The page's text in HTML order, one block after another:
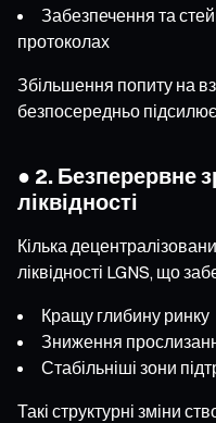
Забезпечення та
протоколах
Збільшення попиту на
безпосередньо
● 2. Безперервне
ліквідності
Кілька
ліквідності LGNS, що
Кращу глибину ринку
Зниження
Стабільніші зони
Такі структурні зміни